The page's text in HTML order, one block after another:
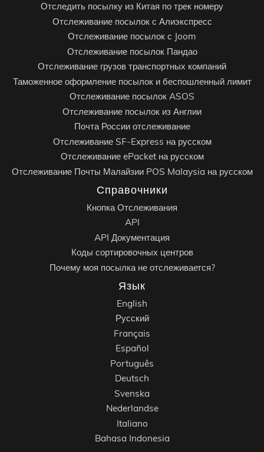
Отследить посылку из Китая по трек номеру
Отслеживание посылок с Алиэкспресс
Отслеживание посылок с Joom
Отслеживание посылок Пандао
Отслеживание грузов транспортных компаний
Таможенное оформление посылок и беспошленный лимит
Отслеживание посылок ASOS
Отслеживание посылок из Англии
Почта России отслеживание
Отслеживание SF-Express на русском
Отслеживание ePacket на русском
Отслеживание Почты Малайзии POS Malaysia на русском
Справочники
Кнопка Отслеживания
API
API Документация
Коды сортировочных центров
Почему моя посылка не отслеживается?
Язык
English
Русский
Français
Español
Português
Deutsch
Svenska
Nederlandse
Italiano
Bahasa Indonesia